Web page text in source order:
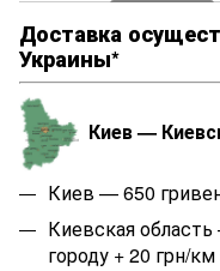
Доставка
Украины*
Киев —
Киев — 650
Киевская
городу + 20 грн/